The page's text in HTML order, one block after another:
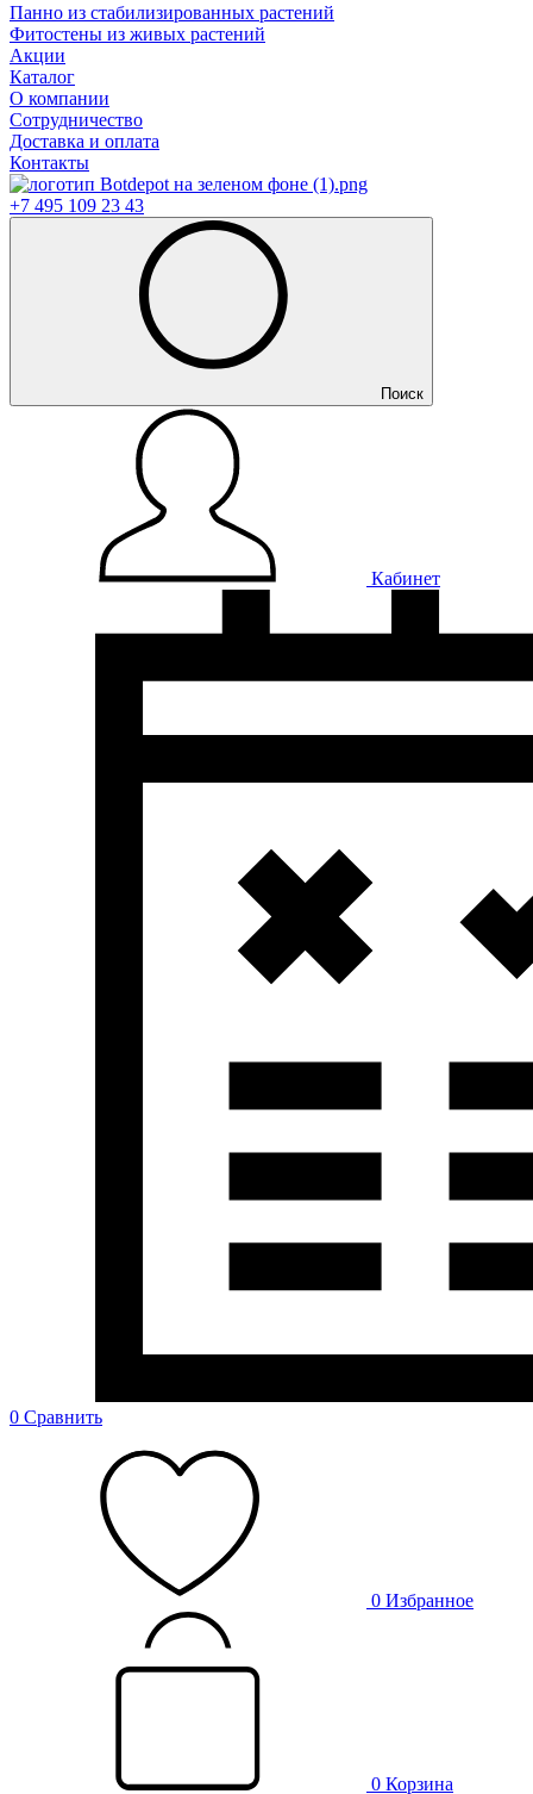
Панно из стабилизированных растений
Фитостены из живых растений
Акции
Каталог
О компании
Сотрудничество
Доставка и оплата
Контакты
+7 495 109 23 43
Поиск
Кабинет
0 Сравнить
0 Избранное
0 Корзина